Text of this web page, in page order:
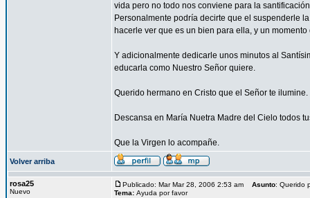
vida pero no todo nos conviene para la
Personalmente podría decirte que el suspenderle
hacerle ver que es un bien para ella, y un
Y adicionalmente dedicarle unos minutos al
educarla como Nuestro Señor quiere.
Querido hermano en Cristo que el Señor te ilumine.
Descansa en María Nuetra Madre del Cielo todos
Que la Virgen lo acompañe.
Volver arriba
rosa25
Nuevo
Publicado: Mar Mar 28, 2006 2:53 am Asunto: Querido
Tema: Ayuda por favor